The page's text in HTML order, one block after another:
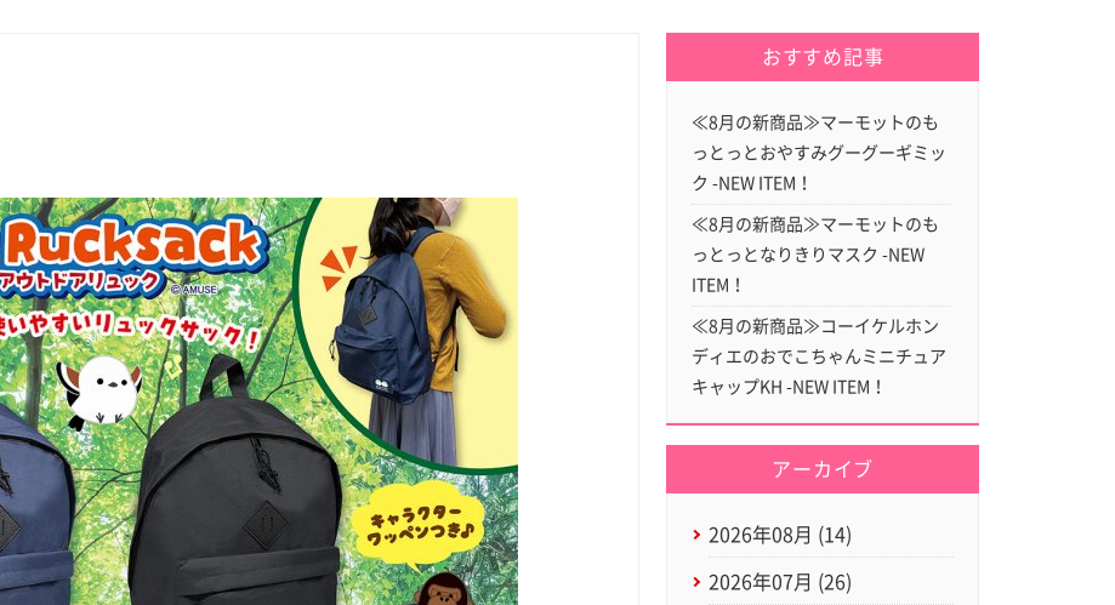
おすすめ記事
≪8月の新商品≫マーモットのも
っとっとおやすみグーグーギミッ
ク -NEW ITEM！
≪8月の新商品≫マーモットのも
っとっとなりきりマスク -NEW
ITEM！
≪8月の新商品≫コーイケルホン
ディエのおでこちゃんミニチュア
キャップKH -NEW ITEM！
アーカイブ
2026年08月 (14)
2026年07月 (26)